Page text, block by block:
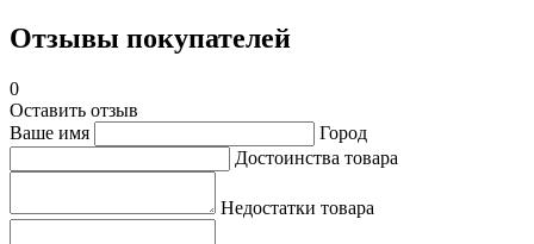
Отзывы покупателей
0
Оставить отзыв
Ваше имя
Город
Достоинства товара
Недостатки товара